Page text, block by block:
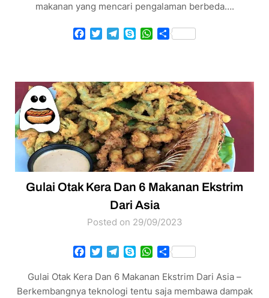
makanan yang mencari pengalaman berbeda….
Facebook
TwitterTelegram
SkypeWhatsApp
Share
Gulai Otak Kera Dan 6 Makanan Ekstrim
Dari Asia
Posted on 29/09/2023
Facebook
TwitterTelegram
SkypeWhatsApp
Share
Gulai Otak Kera Dan 6 Makanan Ekstrim Dari Asia –
Berkembangnya teknologi tentu saja membawa dampak